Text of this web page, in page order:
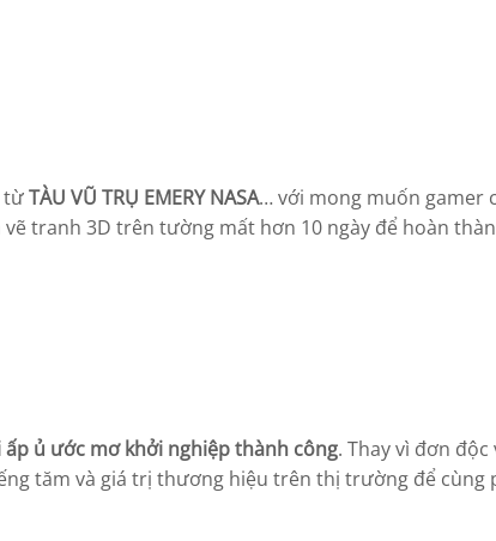
từTÀU VŨ TRỤ EMERY NASA… với mong muốn gamer
tranh 3D trên tường mất hơn 10 ngày để hoàn
ủ ước mơ khởi nghiệp thành công. Thay vì đơn
tăm và giá trị thương hiệu trên thị trường để cùng